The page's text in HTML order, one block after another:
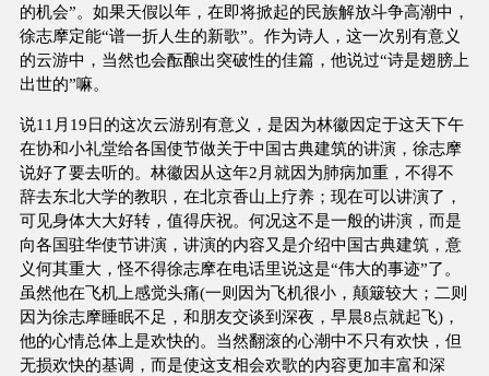
的机会”。如果天假以年，在即将掀起的民族解放斗争高潮中，
徐志摩定能“谱一折人生的新歌”。作为诗人，这一次别有意义
的云游中，当然也会酝酿出突破性的佳篇，他说过“诗是翅膀上
出世的”嘛。
说11月19日的这次云游别有意义，是因为林徽因定于这天下午
在协和小礼堂给各国使节做关于中国古典建筑的讲演，徐志摩
说好了要去听的。林徽因从这年2月就因为肺病加重，不得不
辞去东北大学的教职，在北京香山上疗养；现在可以讲演了，
可见身体大大好转，值得庆祝。何况这不是一般的讲演，而是
向各国驻华使节讲演，讲演的内容又是介绍中国古典建筑，意
义何其重大，怪不得徐志摩在电话里说这是“伟大的事迹”了。
虽然他在飞机上感觉头痛(一则因为飞机很小，颠簸较大；二则
因为徐志摩睡眠不足，和朋友交谈到深夜，早晨8点就起飞)，
他的心情总体上是欢快的。当然翻滚的心潮中不只有欢快，但
无损欢快的基调，而是使这支相会欢歌的内容更加丰富和深